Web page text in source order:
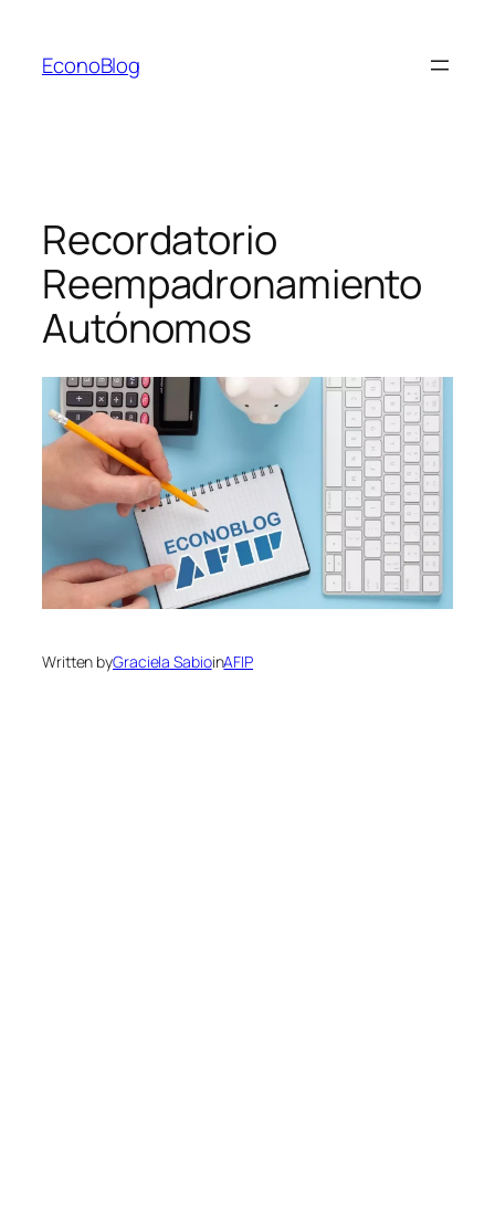
contenido
EconoBlog
Recordatorio
Reempadronamiento
Autónomos
Written byGraciela SabioinAFIP